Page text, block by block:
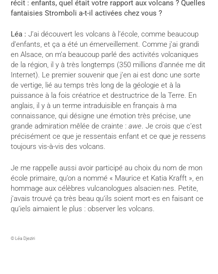
récit : enfants, quel était votre rapport aux volcans ? Quelles
fantaisies Stromboli a-t-il activées chez vous ?
Léa :J’ai découvert les volcans à l’école, comme beaucoup
d’enfants, et ça a été un émerveillement. Comme j’ai grandi
en Alsace, on m’a beaucoup parlé des activités volcaniques
de la région, il y à très longtemps (350 millions d’année me dit
Internet). Le premier souvenir que j’en ai est donc une sorte
de vertige, lié au temps très long de la géologie et à la
puissance à la fois créatrice et destructrice de la Terre. En
anglais, il y à un terme intraduisible en français à ma
connaissance, qui désigne une émotion très précise, une
grande admiration mêlée de crainte :awe. Je crois que c’est
précisément ce que je ressentais enfant et ce que je ressens
toujours vis-à-vis des volcans.
Je me rappelle aussi avoir participé au choix du nom de mon
école primaire, qu’on a nommé « Maurice et Katia Krafft », en
hommage aux célèbres vulcanologues alsacien·nes. Petite,
j’avais trouvé ça très beau qu’ils soient mort·es en faisant ce
qu’iels aimaient le plus : observer les volcans.
© Léa Djeziri